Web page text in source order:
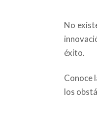
No
éxito.
Conoce
los